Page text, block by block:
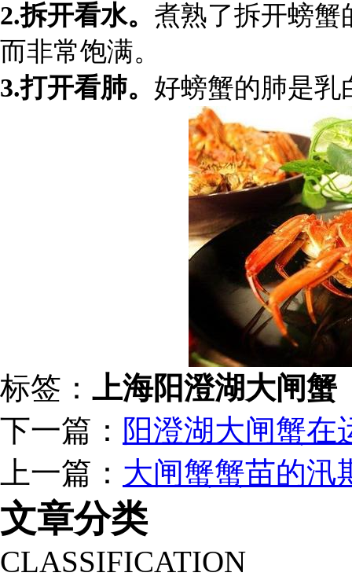
2.拆开看水。 煮熟了拆开螃蟹
而非常饱满。
3.打开看肺。 好螃蟹的肺是乳
标签： 上海阳澄湖大闸蟹
下一篇： 阳澄湖大闸蟹在
上一篇： 大闸蟹蟹苗的汛
文章分类
CLASSIFICATION